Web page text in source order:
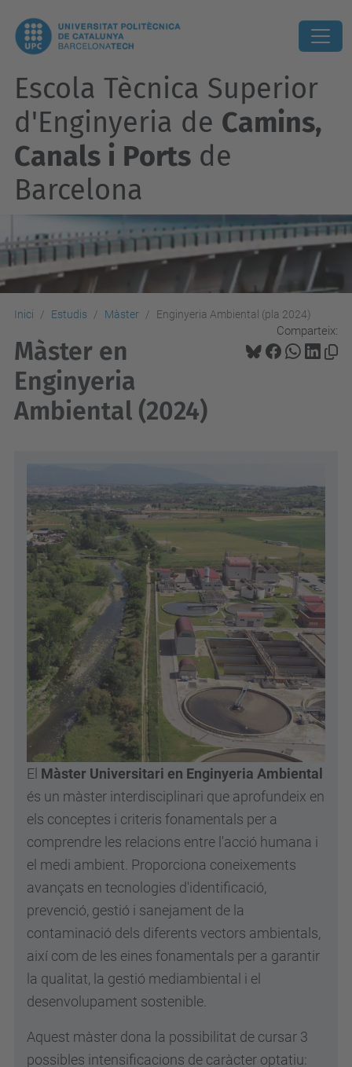
Escola Tècnica Superior
d'Enginyeria de Camins,
Canals i Ports de
Barcelona
Inici Estudis Màster Enginyeria Ambiental (pla 2024)
Comparteix:
Màster en
Enginyeria
Ambiental (2024)
El Màster Universitari en Enginyeria Ambiental
és un màster interdisciplinari que aprofundeix en
els conceptes i criteris fonamentals per a
comprendre les relacions entre l'acció humana i
el medi ambient. Proporciona coneixements
avançats en tecnologies d'identificació,
prevenció, gestió i sanejament de la
contaminació dels diferents vectors ambientals,
així com de les eines fonamentals per a garantir
la qualitat, la gestió mediambiental i el
desenvolupament sostenible.
Aquest màster dona la possibilitat de cursar 3
possibles intensificacions de caràcter optatiu: